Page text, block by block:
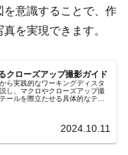
を意識することで、作
を実現できます。
クローズアップ撮影ガイド
ら実践的なワーキングディスタ
し、マクロやクローズアップ撮
ールを際立たせる具体的なテク
2024.10.11